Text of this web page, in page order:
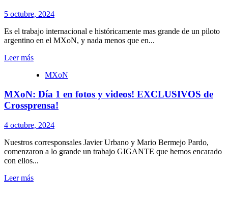
5 octubre, 2024
Es el trabajo internacional e históricamente mas grande de un piloto
argentino en el MXoN, y nada menos que en...
Leer más
MXoN
MXoN: Día 1 en fotos y videos! EXCLUSIVOS de
Crossprensa!
4 octubre, 2024
Nuestros corresponsales Javier Urbano y Mario Bermejo Pardo,
comenzaron a lo grande un trabajo GIGANTE que hemos encarado
con ellos...
Leer más